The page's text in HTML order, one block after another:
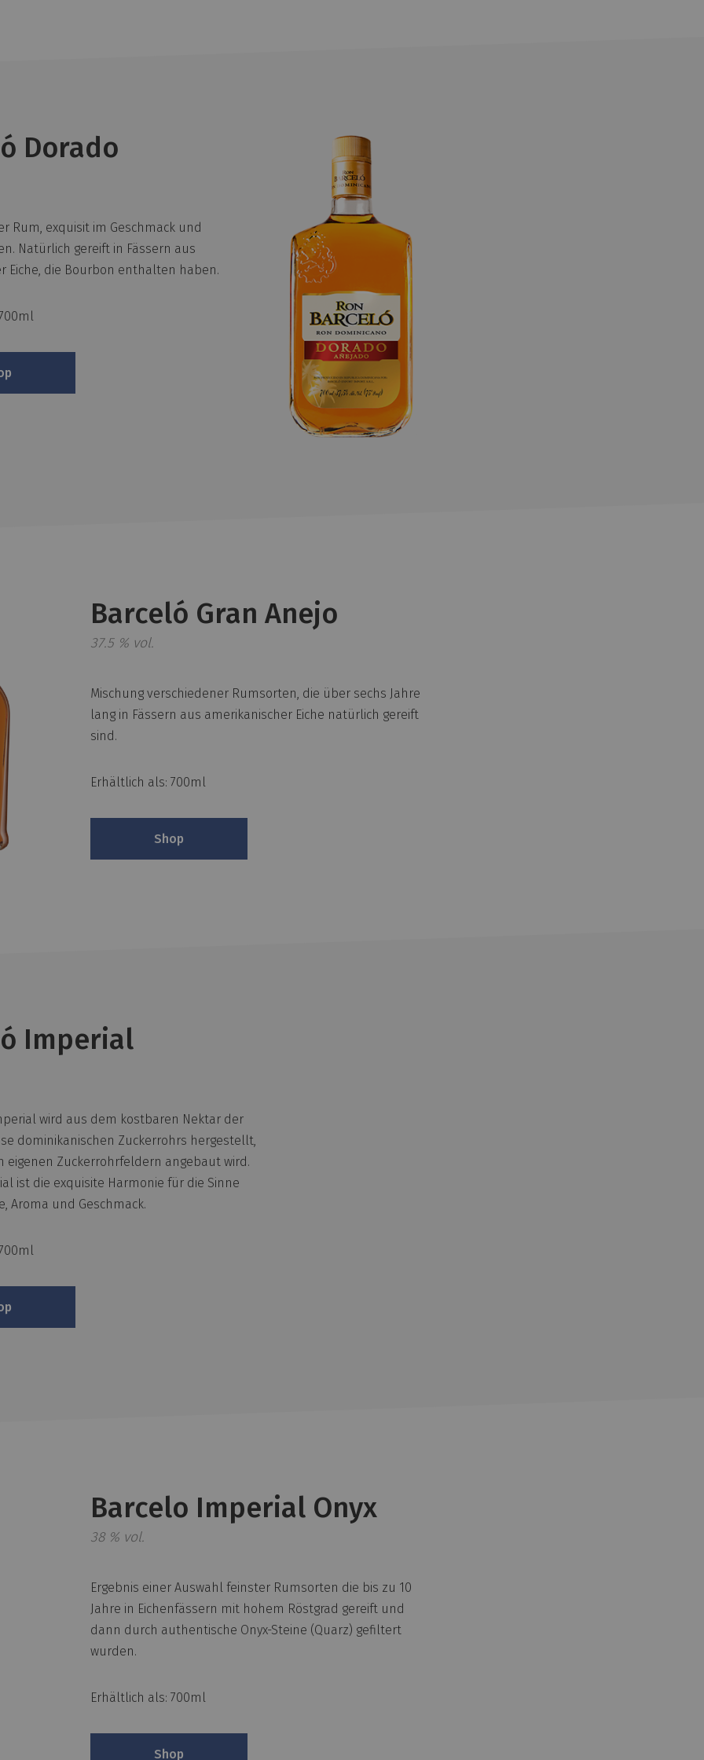
Dorado
Rum, exquisit im Geschmack und
Natürlich gereift in Fässern aus
Eiche, die Bourbon enthalten haben.
Barceló Gran Anejo
37.5 % vol.
Mischung verschiedener Rumsorten, die über sechs Jahre
lang in Fässern aus amerikanischer Eiche natürlich gereift
sind.
Erhältlich als: 700ml
Shop
Imperial
wird aus dem kostbaren Nektar der
dominikanischen Zuckerrohrs hergestellt,
eigenen Zuckerrohrfeldern angebaut wird.
ist die exquisite Harmonie für die Sinne
Aroma und Geschmack.
Barcelo Imperial Onyx
38 % vol.
Ergebnis einer Auswahl feinster Rumsorten die bis zu 10
Jahre in Eichenfässern mit hohem Röstgrad gereift und
dann durch authentische Onyx-Steine (Quarz) gefiltert
wurden.
Erhältlich als: 700ml
Shop